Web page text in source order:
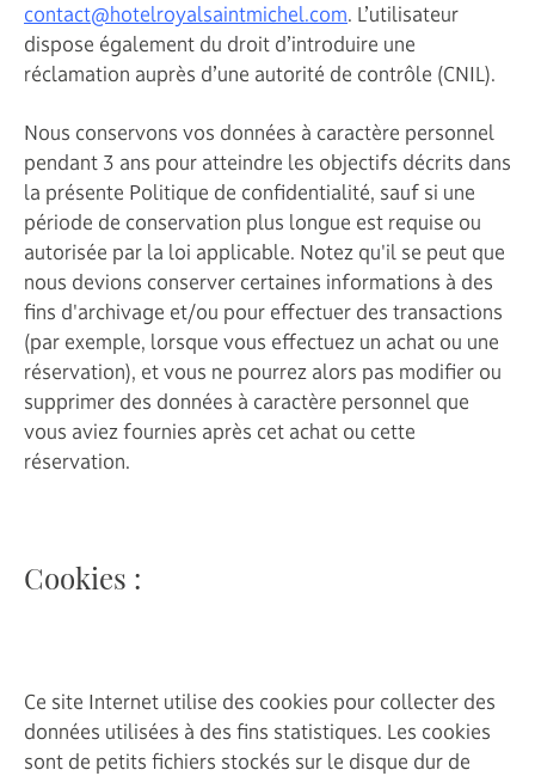
contact@hotelroyalsaintmichel.com. L’utilisateur
dispose également du droit d’introduire une
réclamation auprès d’une autorité de contrôle (CNIL).
Nous conservons vos données à caractère personnel
pendant 3 ans pour atteindre les objectifs décrits dans
la présente Politique de confidentialité, sauf si une
période de conservation plus longue est requise ou
autorisée par la loi applicable. Notez qu'il se peut que
nous devions conserver certaines informations à des
fins d'archivage et/ou pour effectuer des transactions
(par exemple, lorsque vous effectuez un achat ou une
réservation), et vous ne pourrez alors pas modifier ou
supprimer des données à caractère personnel que
vous aviez fournies après cet achat ou cette
réservation.
Cookies :
Ce site Internet utilise des cookies pour collecter des
données utilisées à des fins statistiques. Les cookies
sont de petits fichiers stockés sur le disque dur de